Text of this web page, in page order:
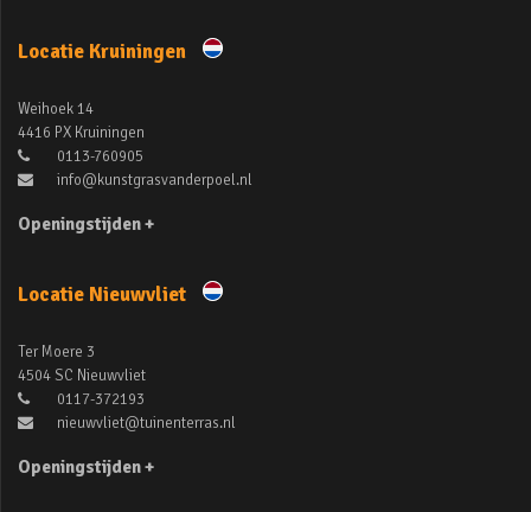
Locatie Kruiningen
Weihoek 14
4416 PX Kruiningen
0113-760905
info@kunstgrasvanderpoel.nl
Openingstijden +
Locatie Nieuwvliet
Ter Moere 3
4504 SC Nieuwvliet
0117-372193
nieuwvliet@tuinenterras.nl
Openingstijden +